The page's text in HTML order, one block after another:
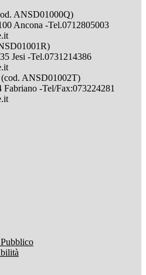
ANSD01000Q)
Ancona -Tel.0712805003
Jesi -Tel.0731214386
ANSD01002T)
-Tel/Fax:073224281